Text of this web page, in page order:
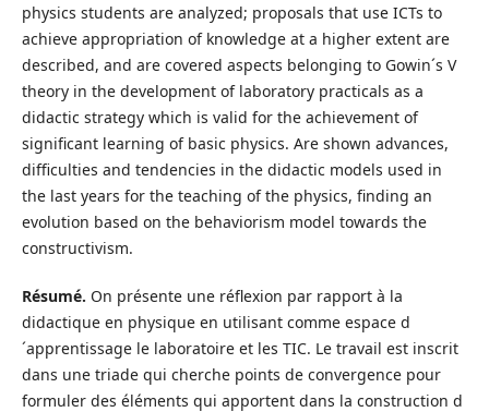
physics students are analyzed; proposals that use ICTs to
achieve appropriation of knowledge at a higher extent are
described, and are covered aspects belonging to Gowin´s V
theory in the development of laboratory practicals as a
didactic strategy which is valid for the achievement of
significant learning of basic physics. Are shown advances,
difficulties and tendencies in the didactic models used in
the last years for the teaching of the physics, finding an
evolution based on the behaviorism model towards the
constructivism.
Résumé. On présente une réflexion par rapport à la
didactique en physique en utilisant comme espace d
´apprentissage le laboratoire et les TIC. Le travail est inscrit
dans une triade qui cherche points de convergence pour
formuler des éléments qui apportent dans la construction d